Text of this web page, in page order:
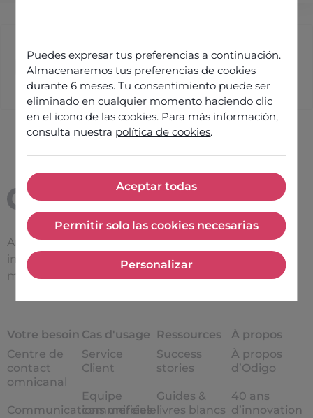
Puedes expresar tus preferencias a continuación.
Almacenaremos tus preferencias de cookies
durante 6 meses. Tu consentimiento puede ser
eliminado en cualquier momento haciendo clic
en el icono de las cookies. Para más información,
consulta nuestra política de cookies.
Aceptar todas
Permitir solo las cookies necesarias
Permitir solo las cookies
Personalizar
Manuel@galadrim.fr
Améliorer l’efficacité des
interactions entre une
marque et ses clients
Votre besoin
Centre de
contact
omnicanal
Communications unifiées
Cas d'usage
Service
Client
Equipe
commerciale
Ressources
Success
stories
Guides &
livres blancs
À propos
À propos
d’Odigo
40 ans
d’innovation